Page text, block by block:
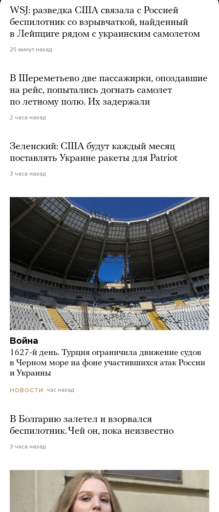
WSJ: разведка США связала с Россией
беспилотник со взрывчаткой, найденный
в Лейпциге рядом с украинским самолетом
25 минут назад
В Шереметьево две пассажирки, опоздавшие
на рейс, попытались догнать самолет
по летному полю. Их задержали
2 часа назад
Зеленский: США будут каждый месяц
поставлять Украине ракеты для Patriot
3 часа назад
Война
1627-й день. Турция ограничила движение судов
в Черном море на фоне участившихся атак России
и Украины
НОВОСТИ час назад
В Болгарию залетел и взорвался
беспилотник. Чей он, пока неизвестно
3 часа назад